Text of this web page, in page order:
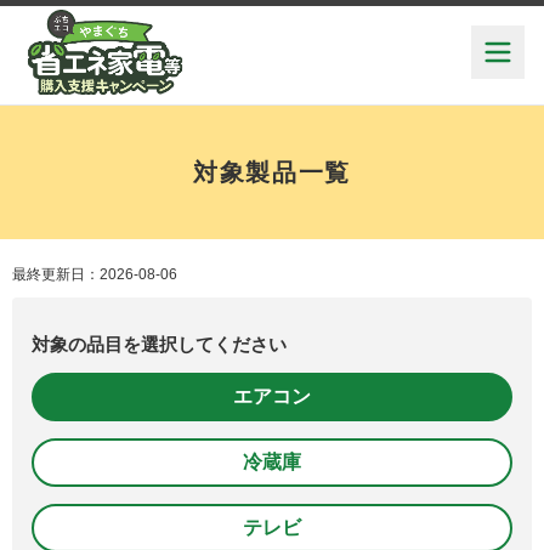
対象製品一覧
最終更新日：2026-08-06
対象の品目を選択してください
エアコン
冷蔵庫
テレビ